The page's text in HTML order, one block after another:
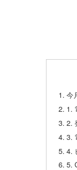
今
1.
2.
3.
4.
5.